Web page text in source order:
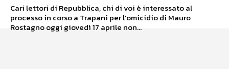
Cari lettori di Repubblica, chi di voi è interessato al
processo in corso a Trapani per l’omicidio di Mauro
Rostagno oggi giovedì 17 aprile non...